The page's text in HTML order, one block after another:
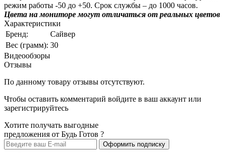
режим работы -50 до +50. Срок службы – до 1000 часов.
Цвета на мониторе могут отличаться от реальных цветов
Характеристики
Бренд:
Сайвер
Вес (грамм): 30
Видеообзоры
Отзывы
По данному товару отзывы отсутствуют.
Чтобы оставить комментарий войдите в ваш аккаунт или
зарегистрируйтесь
Хотите получать выгодные
предложения от Будь Готов ?
Оформить подписку